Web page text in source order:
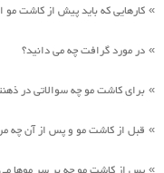
» کارهایی که باید پیش از کاشت مو
» در مورد گرافت چه می دانید؟
» برای کاشت مو چه سوالاتی در
» قبل از کاشت مو و پس از آن چه
»